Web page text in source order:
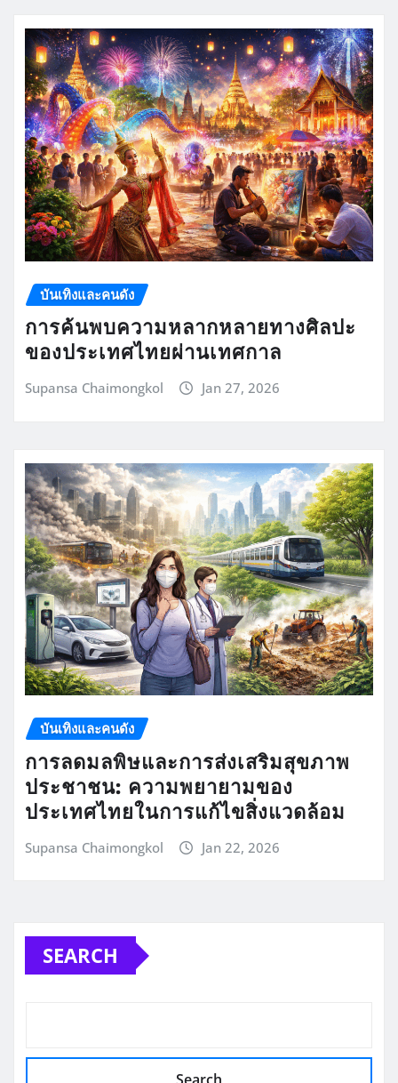
บันเทิงและคนดัง
การค้นพบความหลากหลายทางศิลปะ
ของประเทศไทยผ่านเทศกาล
Supansa Chaimongkol Jan 27, 2026
บันเทิงและคนดัง
การลดมลพิษและการส่งเสริมสุขภาพ
ประชาชน: ความพยายามของ
ประเทศไทยในการแก้ไขสิ่งแวดล้อม
Supansa Chaimongkol Jan 22, 2026
SEARCH